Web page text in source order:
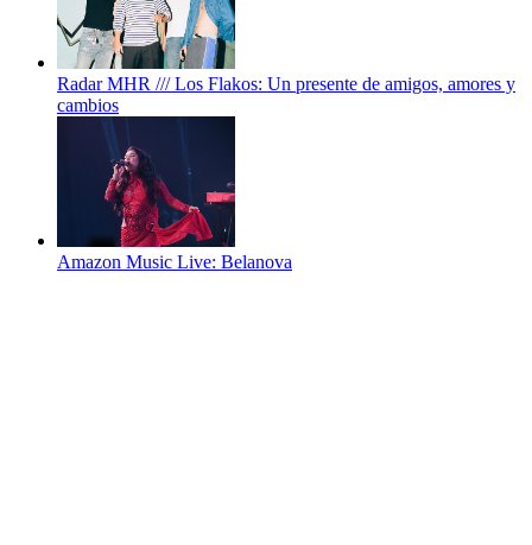
Radar MHR /// Los Flakos: Un presente de amigos, amores y
cambios
Amazon Music Live: Belanova